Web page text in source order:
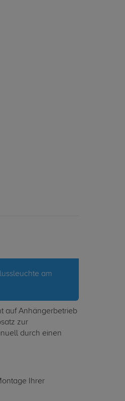
am
auf Anhängerbetrieb
zur
durch einen
Ihrer